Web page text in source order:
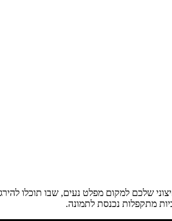
שלכם למקום מפלט נעים, שבו תוכלו
מתקפלות נכנסת לתמונה.